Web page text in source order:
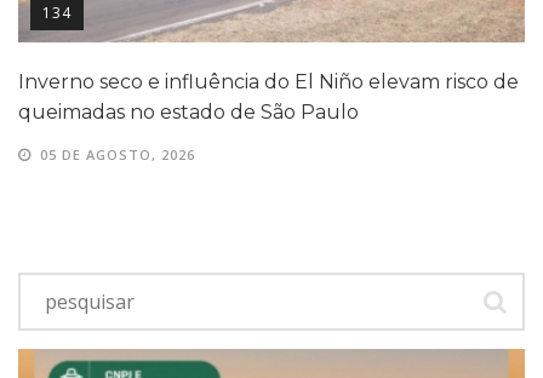
134
Inverno seco e influência do El Niño elevam risco de
queimadas no estado de São Paulo
05 DE AGOSTO, 2026